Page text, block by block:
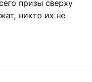
призы сверху
никто их не